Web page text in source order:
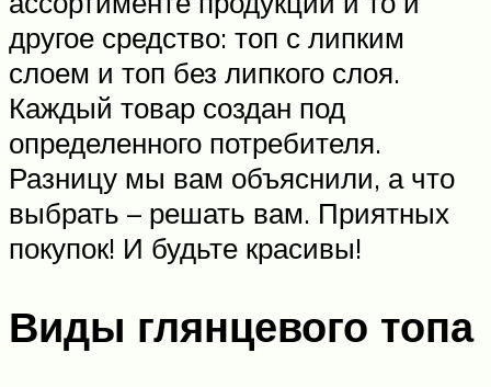
другое средство: топ с липким
слоем и топ без липкого слоя.
Каждый товар создан под
определенного потребителя.
Разницу мы вам объяснили, а что
выбрать – решать вам. Приятных
покупок! И будьте красивы!
Виды глянцевого топа